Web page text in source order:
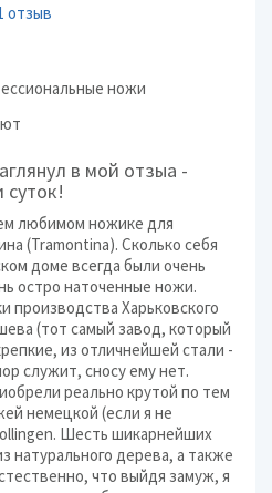
отзыв
ножи
в мой отзыа -
суток!
любимом ножике для
(Tramontina). Сколько себя
доме всегда были очень
остро наточенные ножи.
производства Харьковского
(тот самый завод, который
из отличнейшей стали -
служит, сносу ему нет.
реально крутой по тем
немецкой (если я не
Шесть шикарнейших
натурального дерева, а также
что выйдя замуж, я